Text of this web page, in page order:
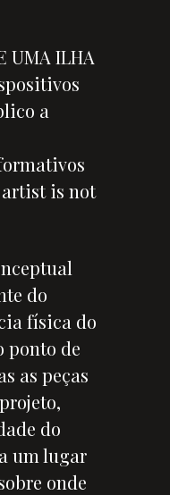
UMA ILHA
a
artist is not
do
física do
ponto de
as peças
do
um lugar
onde